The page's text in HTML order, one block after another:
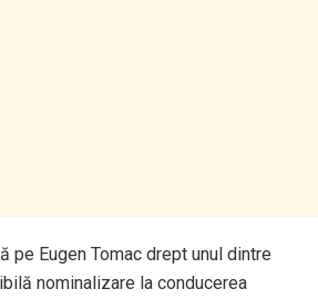
pe Eugen Tomac drept unul dintre
nominalizare la conducerea